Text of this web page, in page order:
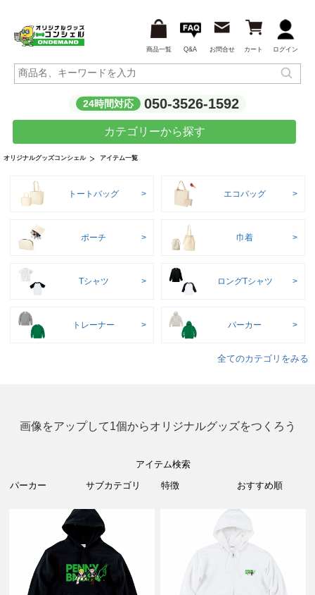
商品一覧 Q&A お問合せ カート ログイン
24時間対応 050-3526-1592
カテゴリーから探す
オリジナルグッズコンシェル アイテム一覧
トートバッグ エコバッグ
ポーチ 巾着
Tシャツ ロングTシャツ
トレーナー パーカー
全てのカテゴリをみる
画像をアップして1個からオリジナルグッズをつくろう
アイテム検索